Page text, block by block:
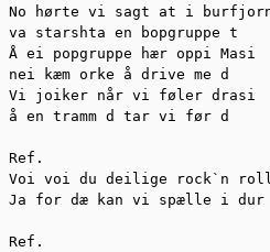
No hørte vi sagt at i
va starshta en bopgruppe t
Å ei popgruppe hær oppi Masi
nei kæm orke å drive me d
Vi joiker når vi føler drasi
å en tramm d tar vi før d
Ref.
Voi voi du deilige rock`n roll		voi voi voi voi voi
Ja for dæ kan vi spælle i
Ref.